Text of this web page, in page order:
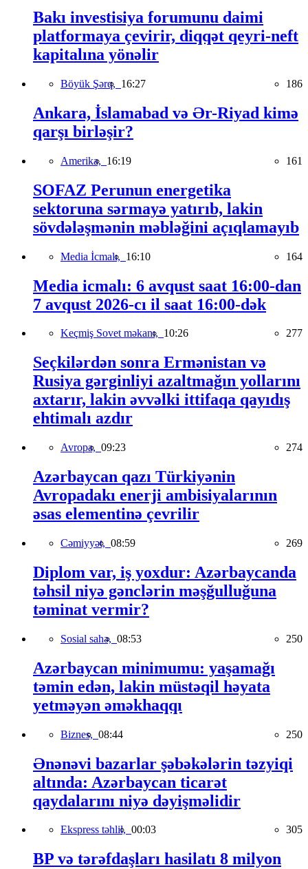
Bakı investisiya forumunu daimi
platformaya çevirir, diqqət qeyri-neft
kapitalına yönəlir
Böyük Şərq, 16:27 186
Ankara, İslamabad və Ər-Riyad kimə
qarşı birləşir?
Amerika, 16:19 161
SOFAZ Perunun energetika
sektoruna sərmayə yatırıb, lakin
sövdələşmənin məbləğini açıqlamayıb
Media İcmalı, 16:10 164
Media icmalı: 6 avqust saat 16:00-dan
7 avqust 2026-cı il saat 16:00-dək
Keçmiş Sovet məkanı, 10:26 277
Seçkilərdən sonra Ermənistan və
Rusiya gərginliyi azaltmağın yollarını
axtarır, lakin əvvəlki ittifaqa qayıdış
ehtimalı azdır
Avropa, 09:23 274
Azərbaycan qazı Türkiyənin
Avropadakı enerji ambisiyalarının
əsas elementinə çevrilir
Cəmiyyət, 08:59 269
Diplom var, iş yoxdur: Azərbaycanda
təhsil niyə gənclərin məşğulluğuna
təminat vermir?
Sosial sahə, 08:53 250
Azərbaycan minimumu: yaşamağı
təmin edən, lakin müstəqil həyata
yetməyən əməkhaqqı
Biznes, 08:44 250
Ənənəvi bazarlar şəbəkələrin təzyiqi
altında: Azərbaycan ticarət
qaydalarını niyə dəyişməlidir
Ekspress təhlil, 00:03 305
BP və tərəfdaşları hasilatı 8 milyon